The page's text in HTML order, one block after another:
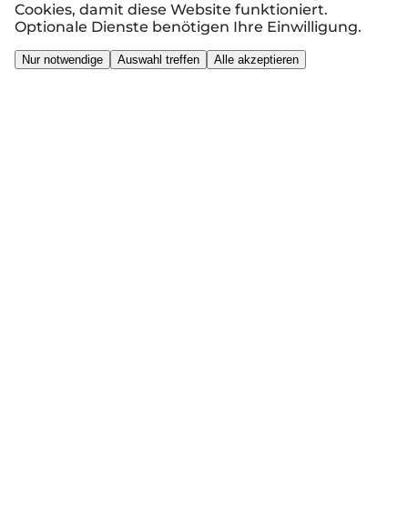
Cookies, damit diese Website funktioniert.
Optionale Dienste benötigen Ihre Einwilligung.
Nur notwendige Auswahl treffen Alle akzeptieren